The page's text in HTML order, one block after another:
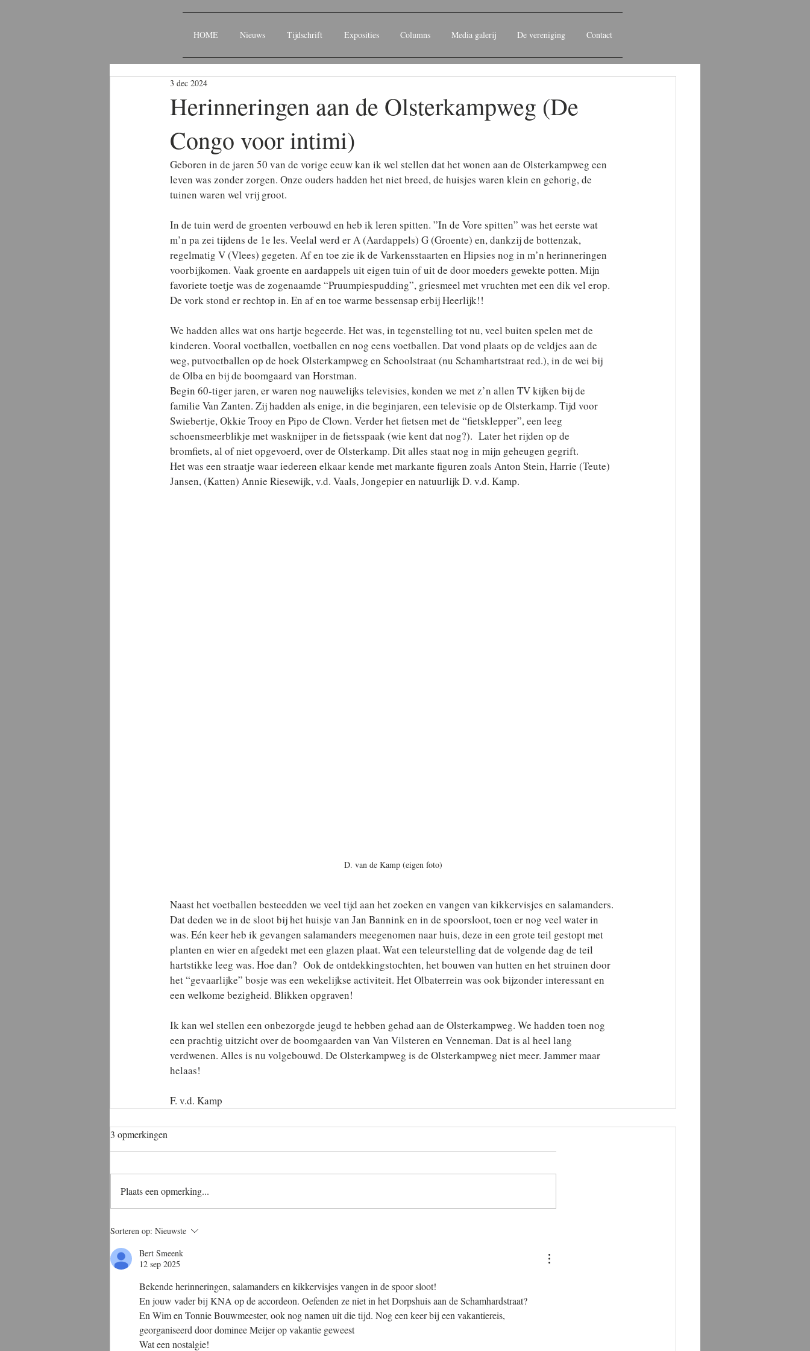
HOME Nieuws Tijdschrift Exposities Columns Media galerij De vereniging Contact
Herinneringen aan de Olsterkampweg (De
Congo voor intimi)
3 dec 2024
Geboren in de jaren 50 van de vorige eeuw kan ik wel stellen dat het wonen aan de Olsterkampweg een
leven was zonder zorgen. Onze ouders hadden het niet breed, de huisjes waren klein en gehorig, de
tuinen waren wel vrij groot.
In de tuin werd de groenten verbouwd en heb ik leren spitten. ”In de Vore spitten” was het eerste wat
m’n pa zei tijdens de 1e les. Veelal werd er A (Aardappels) G (Groente) en, dankzij de bottenzak,
regelmatig V (Vlees) gegeten. Af en toe zie ik de Varkensstaarten en Hipsies nog in m’n herinneringen
voorbijkomen. Vaak groente en aardappels uit eigen tuin of uit de door moeders gewekte potten. Mijn
favoriete toetje was de zogenaamde “Pruumpiespudding”, griesmeel met vruchten met een dik vel erop.
De vork stond er rechtop in. En af en toe warme bessensap erbij Heerlijk!!
We hadden alles wat ons hartje begeerde. Het was, in tegenstelling tot nu, veel buiten spelen met de
kinderen. Vooral voetballen, voetballen en nog eens voetballen. Dat vond plaats op de veldjes aan de
weg, putvoetballen op de hoek Olsterkampweg en Schoolstraat (nu Schamhartstraat red.), in de wei bij
de Olba en bij de boomgaard van Horstman.
Begin 60-tiger jaren, er waren nog nauwelijks televisies, konden we met z’n allen TV kijken bij de
familie Van Zanten. Zij hadden als enige, in die beginjaren, een televisie op de Olsterkamp. Tijd voor
Swiebertje, Okkie Trooy en Pipo de Clown. Verder het fietsen met de “fietsklepper”, een leeg
schoensmeerblikje met wasknijper in de fietsspaak (wie kent dat nog?).  Later het rijden op de
bromfiets, al of niet opgevoerd, over de Olsterkamp. Dit alles staat nog in mijn geheugen gegrift.
Het was een straatje waar iedereen elkaar kende met markante figuren zoals Anton Stein, Harrie (Teute)
Jansen, (Katten) Annie Riesewijk, v.d. Vaals, Jongepier en natuurlijk D. v.d. Kamp.
D. van de Kamp (eigen foto)
Naast het voetballen besteedden we veel tijd aan het zoeken en vangen van kikkervisjes en salamanders.
Dat deden we in de sloot bij het huisje van Jan Bannink en in de spoorsloot, toen er nog veel water in
was. Eén keer heb ik gevangen salamanders meegenomen naar huis, deze in een grote teil gestopt met
planten en wier en afgedekt met een glazen plaat. Wat een teleurstelling dat de volgende dag de teil
hartstikke leeg was. Hoe dan?  Ook de ontdekkingstochten, het bouwen van hutten en het struinen door
het “gevaarlijke” bosje was een wekelijkse activiteit. Het Olbaterrein was ook bijzonder interessant en
een welkome bezigheid. Blikken opgraven!
Ik kan wel stellen een onbezorgde jeugd te hebben gehad aan de Olsterkampweg. We hadden toen nog
een prachtig uitzicht over de boomgaarden van Van Vilsteren en Venneman. Dat is al heel lang
verdwenen. Alles is nu volgebouwd. De Olsterkampweg is de Olsterkampweg niet meer. Jammer maar
helaas!
F. v.d. Kamp
3 opmerkingen
Plaats een opmerking...
Sorteren op: Nieuwste
Bert Smeenk
12 sep 2025
Bekende herinneringen, salamanders en kikkervisjes vangen in de spoor sloot!
En jouw vader bij KNA op de accordeon. Oefenden ze niet in het Dorpshuis aan de Schamhardstraat?
En Wim en Tonnie Bouwmeester, ook nog namen uit die tijd. Nog een keer bij een vakantiereis,
georganiseerd door dominee Meijer op vakantie geweest
Wat een nostalgie!